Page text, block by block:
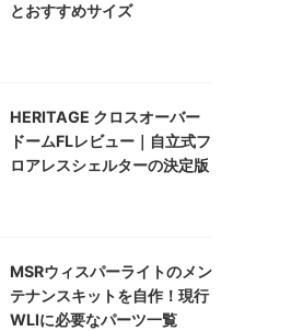
とおすすめサイズ
HERITAGE クロスオーバー
ドームFLレビュー｜自立式フ
ロアレスシェルターの決定版
MSRウィスパーライトのメン
テナンスキットを自作！現行
WLIに必要なパーツ一覧